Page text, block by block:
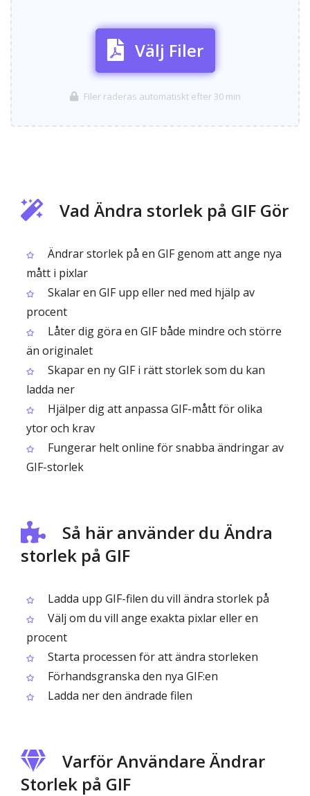
Välj Filer
Filer raderas automatiskt efter 30 min
Vad Ändra storlek på GIF Gör
Ändrar storlek på en GIF genom att ange nya
mått i pixlar
Skalar en GIF upp eller ned med hjälp av
procent
Låter dig göra en GIF både mindre och större
än originalet
Skapar en ny GIF i rätt storlek som du kan
ladda ner
Hjälper dig att anpassa GIF-mått för olika
ytor och krav
Fungerar helt online för snabba ändringar av
GIF-storlek
Så här använder du Ändra
storlek på GIF
Ladda upp GIF-filen du vill ändra storlek på
Välj om du vill ange exakta pixlar eller en
procent
Starta processen för att ändra storleken
Förhandsgranska den nya GIF:en
Ladda ner den ändrade filen
Varför Användare Ändrar
Storlek på GIF